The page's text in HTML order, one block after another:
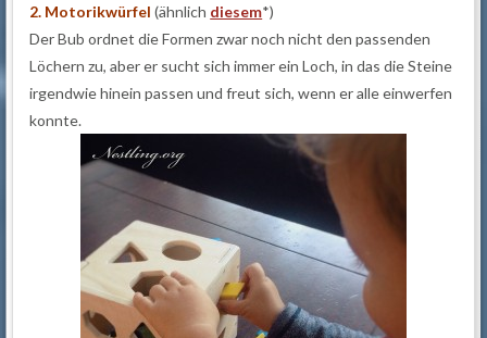
2. Motorikwürfel (ähnlich diesem*)
Der Bub ordnet die Formen zwar noch nicht den passenden
Löchern zu, aber er sucht sich immer ein Loch, in das die Steine
irgendwie hinein passen und freut sich, wenn er alle einwerfen
konnte.